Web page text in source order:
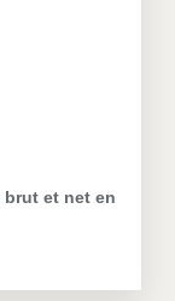
brut et net en